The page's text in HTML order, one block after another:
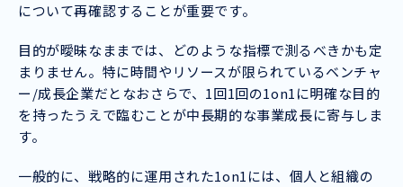
について再確認することが重要です。
目的が曖昧なままでは、どのような指標で測るべきかも定
まりません。特に時間やリソースが限られているベンチャ
ー/成長企業だとなおさらで、1回1回の1on1に明確な目的
を持ったうえで臨むことが中長期的な事業成長に寄与しま
す。
一般的に、戦略的に運用された1on1には、個人と組織の